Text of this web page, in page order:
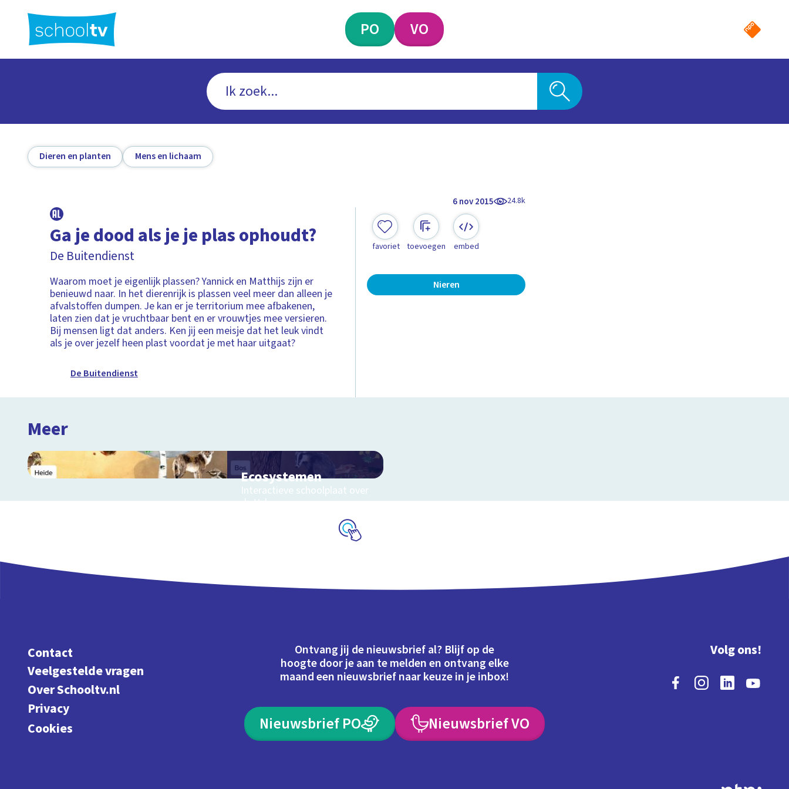
hoofdinhoud
PO VO
Dieren en planten Mens en lichaam
6 nov 2015 24.8k
Ga je dood als je je plas ophoudt?
De Buitendienst
Waarom moet je eigenlijk plassen? Yannick en Matthijs zijn er
benieuwd naar. In het dierenrijk is plassen veel meer dan alleen je
afvalstoffen dumpen. Je kan er je territorium mee afbakenen,
laten zien dat je vruchtbaar bent en er vrouwtjes mee versieren.
Bij mensen ligt dat anders. Ken jij een meisje dat het leuk vindt
als je over jezelf heen plast voordat je met haar uitgaat?
De Buitendienst
favoriet toevoegen embed
Nieren
Meer
Ecosystemen
Interactieve schoolplaat over
de Veluwe
Contact
Veelgestelde vragen
Over Schooltv.nl
Privacy
Cookies
Ontvang jij de nieuwsbrief al? Blijf op de
hoogte door je aan te melden en ontvang elke
maand een nieuwsbrief naar keuze in je inbox!
Nieuwsbrief PO Nieuwsbrief VO
Volg ons!